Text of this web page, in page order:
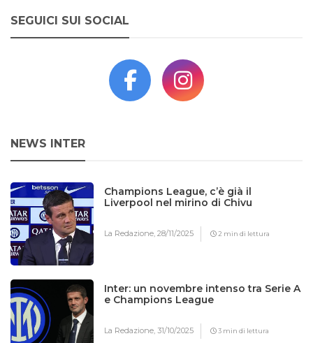
SEGUICI SUI SOCIAL
NEWS INTER
Champions League, c’è già il
Liverpool nel mirino di Chivu
La Redazione,28/11/2025 2 min di lettura
Inter: un novembre intenso tra Serie A
e Champions League
La Redazione,31/10/2025 3 min di lettura